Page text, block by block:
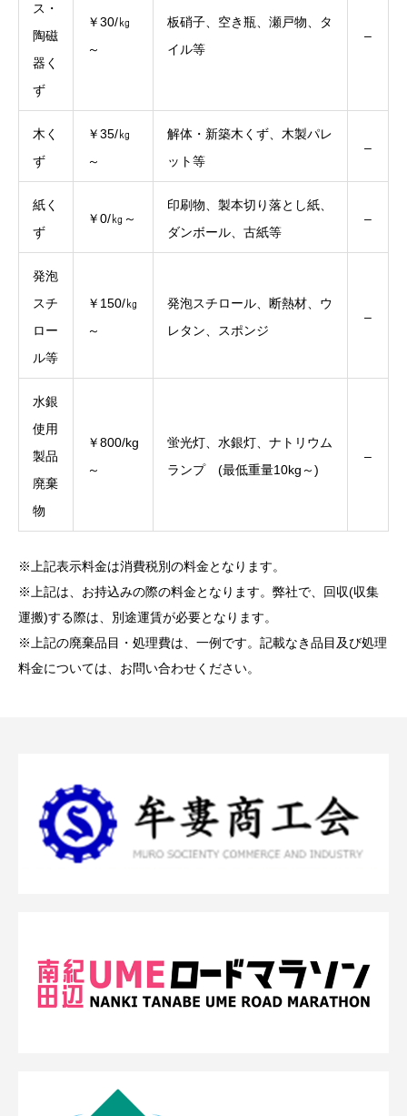
ス・
陶磁
器く
ず
￥30/㎏
～
板硝子、空き瓶、瀬戸物、タ
イル等
–
木く
ず
￥35/㎏
～
解体・新築木くず、木製パレ
ット等
–
紙く
ず
￥0/㎏～
印刷物、製本切り落とし紙、
ダンボール、古紙等
–
発泡
スチ
ロー
ル等
￥150/㎏
～
発泡スチロール、断熱材、ウ
レタン、スポンジ
–
水銀
使用
製品
廃棄
物
￥800/kg
～
蛍光灯、水銀灯、ナトリウム
ランプ (最低重量10kg～)
–
※上記表示料金は消費税別の料金となります。
※上記は、お持込みの際の料金となります。弊社で、回収(収集
運搬)する際は、別途運賃が必要となります。
※上記の廃棄品目・処理費は、一例です。記載なき品目及び処理
料金については、お問い合わせください。